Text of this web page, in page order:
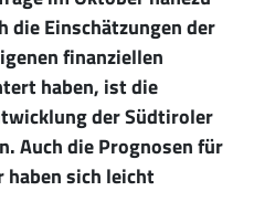
die Einschätzungen der
finanziellen
haben, ist die
der Südtiroler
Auch die Prognosen für
haben sich leicht